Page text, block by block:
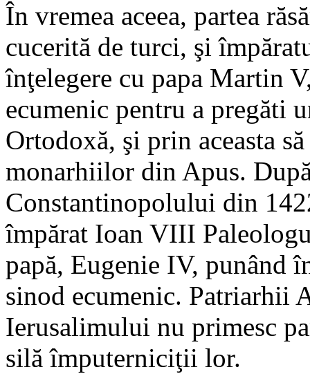
În vremea aceea, partea
cucerită de turci, şi
înţelegere cu papa Martin
ecumenic pentru a pregăti
Ortodoxă, şi prin aceasta
monarhiilor din Apus.
Constantinopolului din
împărat Ioan VIII
papă, Eugenie IV, punând
sinod ecumenic. Patriarhii
Ierusalimului nu primesc
silă împuterniciţii lor.